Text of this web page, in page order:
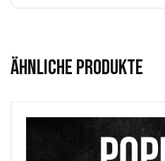
Ähnliche Produkte